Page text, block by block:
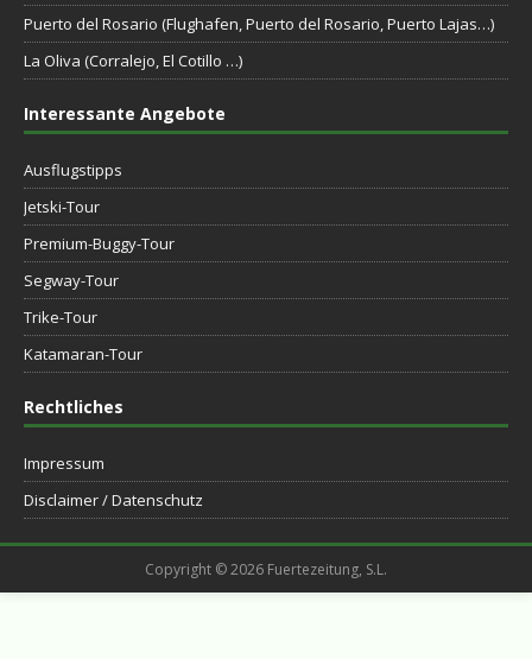
Puerto del Rosario (Flughafen, Puerto del Rosario, Puerto Lajas…)
La Oliva (Corralejo, El Cotillo …)
Interessante Angebote
Ausflugstipps
Jetski-Tour
Premium-Buggy-Tour
Segway-Tour
Trike-Tour
Katamaran-Tour
Rechtliches
Impressum
Disclaimer / Datenschutz
Copyright © 2026 Fuertezeitung, S.L.